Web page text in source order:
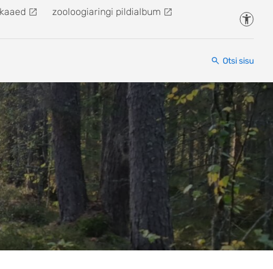
zooloogiaringi pildialbum
Otsi sisu